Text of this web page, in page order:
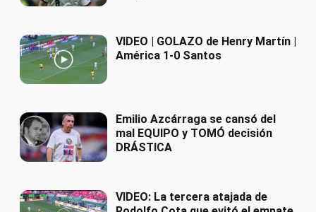
VIDEO | GOLAZO de Henry Martín |
América 1-0 Santos
Emilio Azcárraga se cansó del
mal EQUIPO y TOMÓ decisión
DRÁSTICA
VIDEO: La tercera atajada de